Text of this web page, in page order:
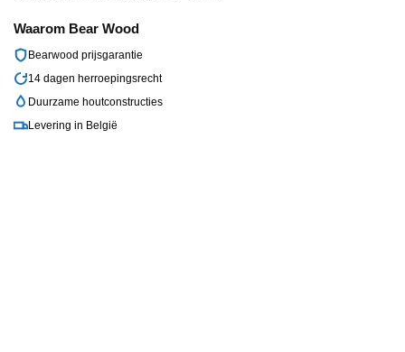
Waarom Bear Wood
Bearwood prijsgarantie
14 dagen herroepingsrecht
Duurzame houtconstructies
Levering in België